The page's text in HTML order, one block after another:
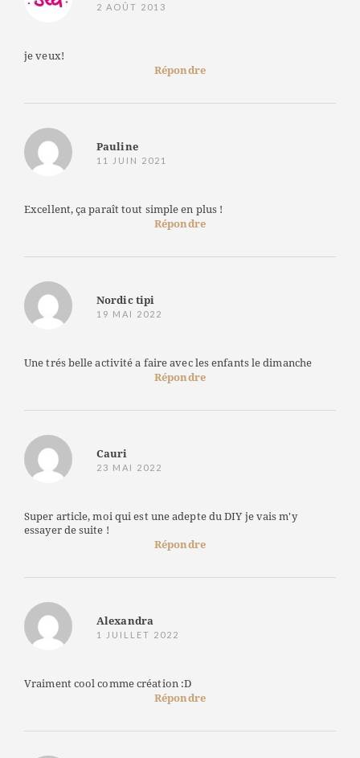
2 AOÛT 2013
je veux!
Répondre
Pauline
11 JUIN 2021
Excellent, ça paraît tout simple en plus !
Répondre
Nordic tipi
19 MAI 2022
Une trés belle activité a faire avec les enfants le dimanche
Répondre
Cauri
23 MAI 2022
Super article, moi qui est une adepte du DIY je vais m'y
essayer de suite !
Répondre
Alexandra
1 JUILLET 2022
Vraiment cool comme création :D
Répondre